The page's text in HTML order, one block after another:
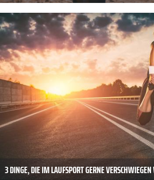
3 DINGE, DIE IM LAUFSPORT GERNE